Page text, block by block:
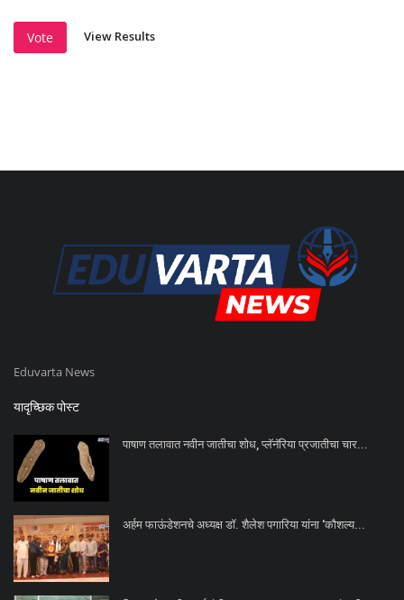
Vote View Results
Eduvarta News
यादृच्छिक पोस्ट
पाषाण तलावात नवीन जातीचा शोध, प्लॅनॅरिया प्रजातीचा चार...
अर्हम फाऊंडेशनचे अध्यक्ष डॉ. शैलेश पगारिया यांना 'कौशल्य...